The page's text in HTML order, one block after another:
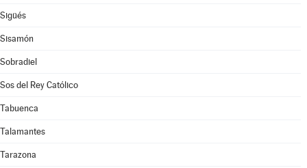
Sigüés
Sisamón
Sobradiel
Sos del Rey Católico
Tabuenca
Talamantes
Tarazona